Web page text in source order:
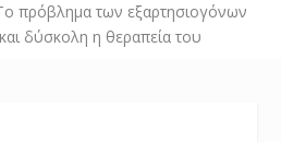
πρόβλημα των εξαρτησιογόνων
δύσκολη η θεραπεία του